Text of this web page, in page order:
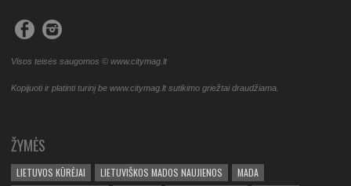
Visos teisės saugomos © www.citymag.lt
Kopijuoti ir platinti turinį be www.citymag.lt sutikimo griežtai draudžiama.
ŽYMĖS
LIETUVOS KŪRĖJAI LIETUVIŠKOS MADOS NAUJIENOS
MADA